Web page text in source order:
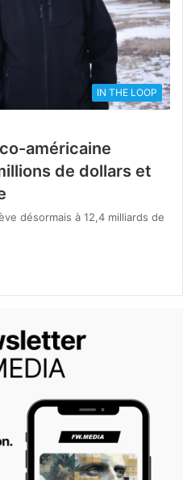
IN THE LOOP
américaine
de dollars et
désormais à 12,4 milliards de